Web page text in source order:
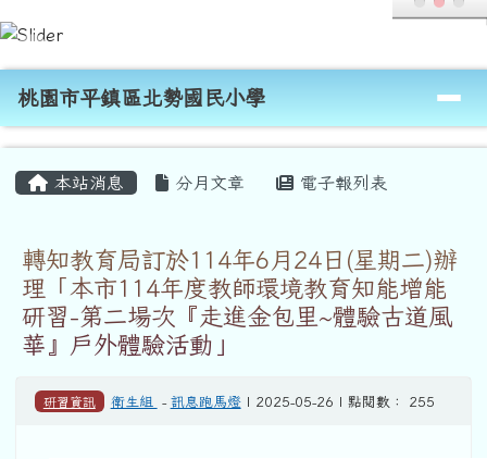
跳至主內容區
桃園市平鎮區北勢國民小學
導覽列
桃園市平鎮區北勢國民小學
本站消息 分月文章 電子報列表
轉知教育局訂於114年6月24日(星期二)辦
理「本市114年度教師環境教育知能增能
研習-第二場次『走進金包里~體驗古道風
華』戶外體驗活動」
研習資訊 衛生組 - 訊息跑馬燈| 2025-05-26 | 點閱數： 255